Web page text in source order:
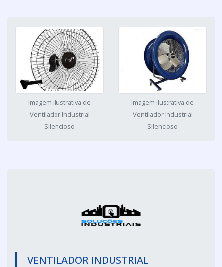
Imagem ilustrativa de
Ventilador Industrial
Silencioso
Imagem ilustrativa de
Ventilador Industrial
Silencioso
VENTILADOR INDUSTRIAL